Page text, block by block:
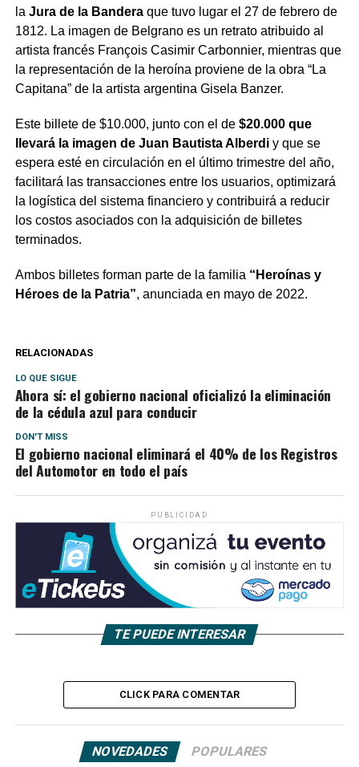
la Jura de la Banderaque tuvo lugar el 27 de febrero de
1812. La imagen de Belgrano es un retrato atribuido al
artista francés François Casimir Carbonnier, mientras que
la representación de la heroína proviene de la obra “La
Capitana” de la artista argentina Gisela Banzer.
Este billete de $10.000, junto con el de $20.000 que
llevará la imagen de Juan Bautista Alberdi y que se
espera esté en circulación en el último trimestre del año,
facilitará las transacciones entre los usuarios, optimizará
la logística del sistema financiero y contribuirá a reducir
los costos asociados con la adquisición de billetes
terminados.
Ambos billetes forman parte de la familia “Heroínas y
Héroes de la Patria”, anunciada en mayo de 2022.
RELACIONADAS
LO QUE SIGUE
Ahora sí: el gobierno nacional oficializó la eliminación
de la cédula azul para conducir
DON'T MISS
El gobierno nacional eliminará el 40% de los Registros
del Automotor en todo el país
PUBLICIDAD
TE PUEDE INTERESAR
CLICK PARA COMENTAR
NOVEDADES POPULARES